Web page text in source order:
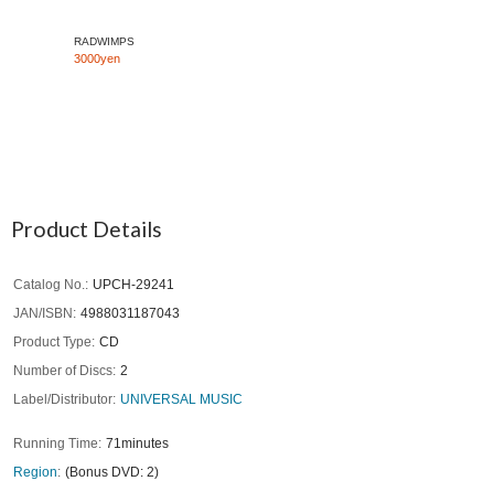
RADWIMPS
3000yen
Product Details
Catalog No.
UPCH-29241
JAN/ISBN
4988031187043
Product Type
CD
Number of Discs 2
Label/Distributor
UNIVERSAL MUSIC
Running Time
71minutes
Region
(Bonus DVD: 2)